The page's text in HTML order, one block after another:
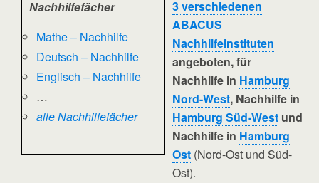
Nachhilfefächer
Mathe – Nachhilfe
Deutsch – Nachhilfe
Englisch – Nachhilfe
…
alle Nachhilfefächer
3 verschiedenen
ABACUS
Nachhilfeinstituten
angeboten, für
Nachhilfe in Hamburg
Nord-West, Nachhilfe in
Hamburg Süd-West und
Nachhilfe in Hamburg
Ost (Nord-Ost und Süd-
Ost).